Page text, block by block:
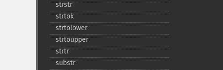
strstr
strtok
strtolower
strtoupper
strtr
substr